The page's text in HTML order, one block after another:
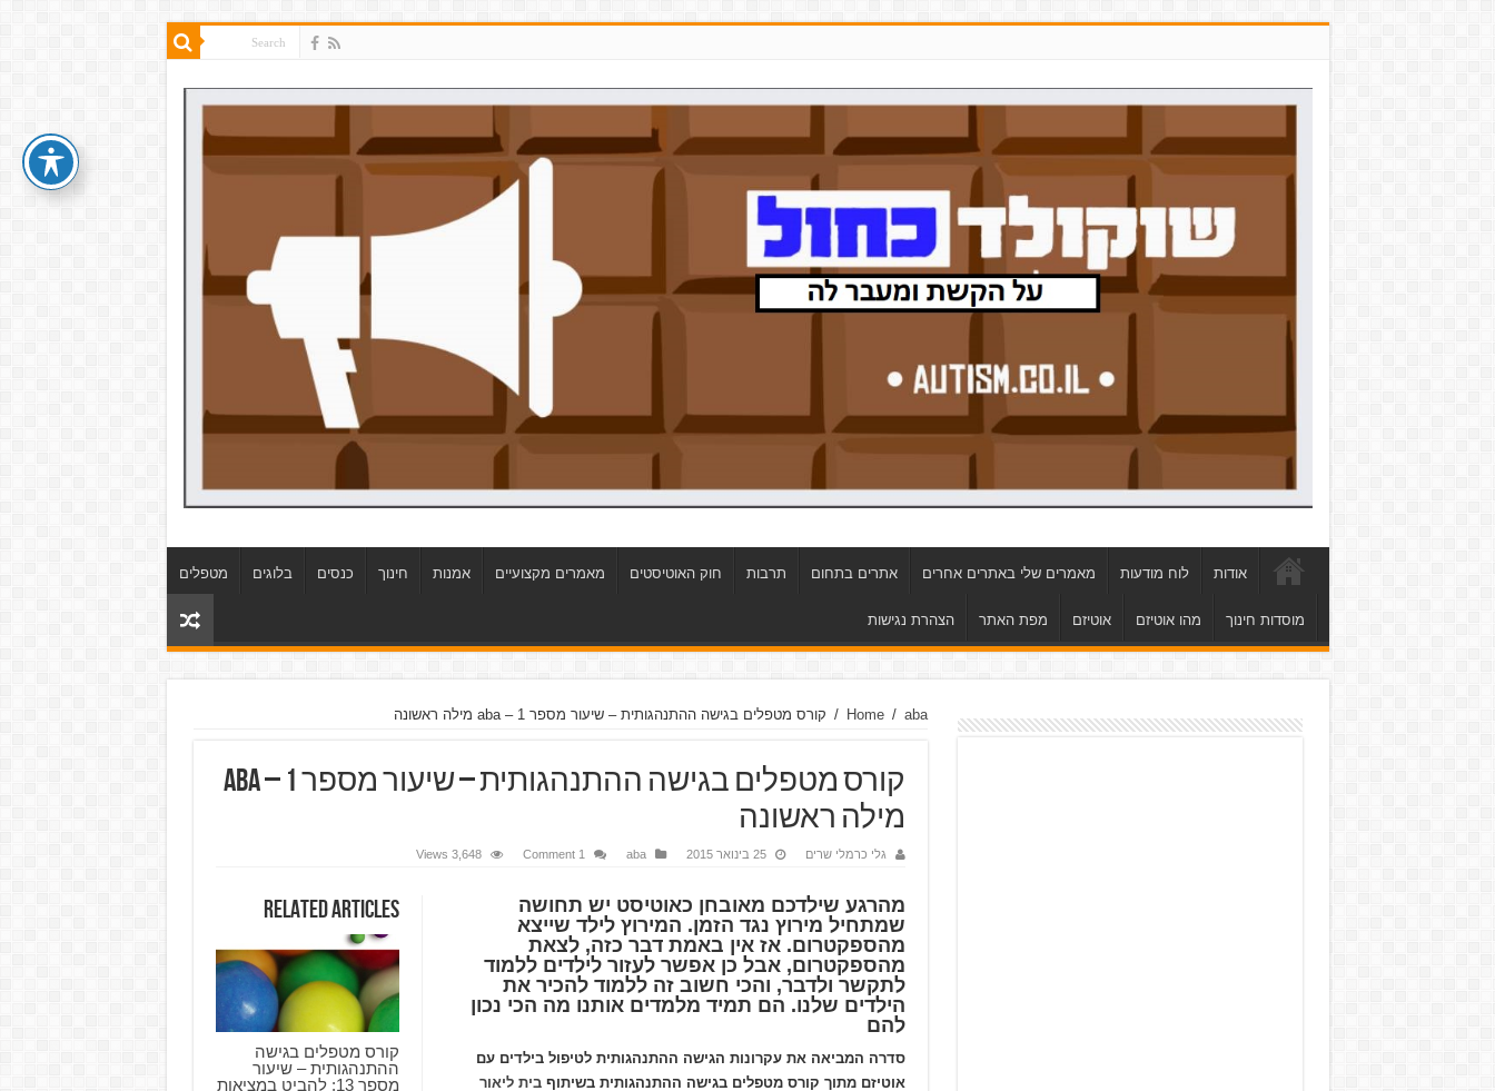
אודות לוח מודעות מאמרים שלי באתרים אחרים אתרים בתחום תרבות חוק האוטיסטים מאמרים מקצועיים אמנות חינוך כנסים בלוגים מטפלים
מוסדות חינוך מהו אוטיזם אוטיזם מפת האתר הצהרת נגישות
Home / aba
/ קורס מטפלים בגישה ההתנהגותית – שיעור מספר 1 – aba מילה ראשונה
קורס מטפלים בגישה ההתנהגותית – שיעור מספר 1 – aba
מילה ראשונה
גלי כרמלי שרים 25 בינואר 2015 aba
1 Comment
3,648 Views
Related Articles
קורס מטפלים בגישה
ההתנהגותית – שיעור
מספר 13: להביט במציאות
מהרגע שילדכם מאובחן כאוטיסט יש תחושה
שמתחיל מירוץ נגד הזמן. המירוץ לילד שייצא
מהספקטרום. אז אין באמת דבר כזה, לצאת
מהספקטרום, אבל כן אפשר לעזור לילדים ללמוד
לתקשר ולדבר, והכי חשוב זה ללמוד להכיר את
הילדים שלנו. הם תמיד מלמדים אותנו מה הכי נכון
להם
סדרה המביאה את עקרונות הגישה ההתנהגותית לטיפול בילדים עם
אוטיזם מתוך קורס מטפלים בגישה ההתנהגותית בשיתוף בית ליאור